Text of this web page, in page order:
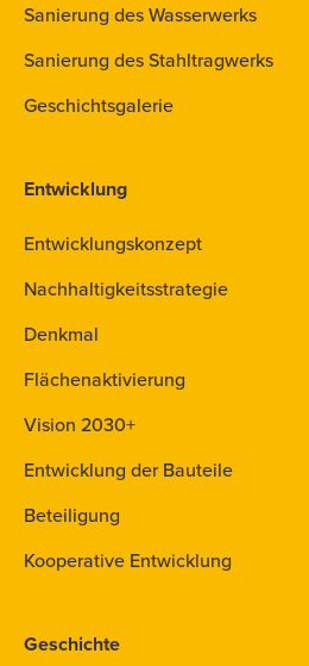
Sanierung des Wasserwerks
Sanierung des Stahltragwerks
Geschichtsgalerie
Entwicklung
Entwicklungskonzept
Nachhaltigkeitsstrategie
Denkmal
Flächenaktivierung
Vision 2030+
Entwicklung der Bauteile
Beteiligung
Kooperative Entwicklung
Geschichte